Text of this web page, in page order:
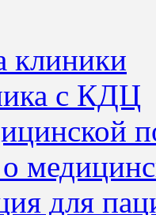
клиники
с КДЦ
для